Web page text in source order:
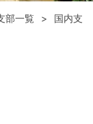
部一覧
国内支